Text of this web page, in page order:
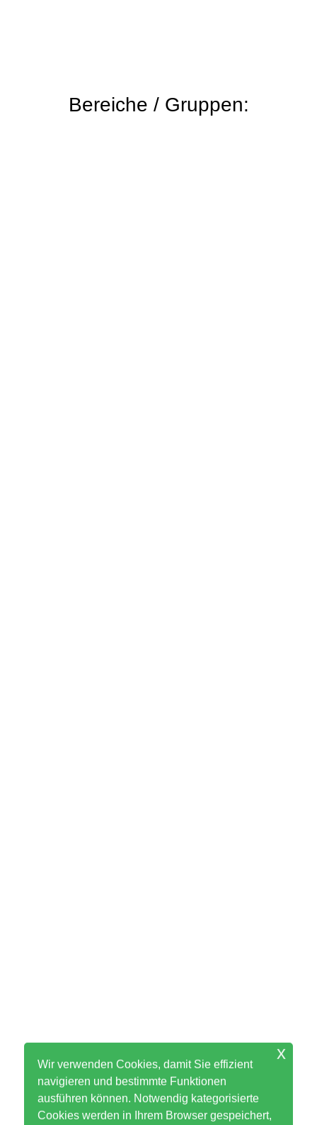
Bereiche / Gruppen:
Wir verwenden Cookies, damit Sie effizient
navigieren und bestimmte Funktionen
ausführen können. Notwendig kategorisierte
Cookies werden in Ihrem Browser gespeichert,
x